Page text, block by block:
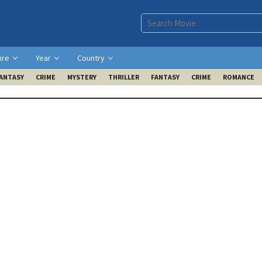
Year Country
CRIME MYSTERY THRILLER FANTASY CRIME ROMANCE